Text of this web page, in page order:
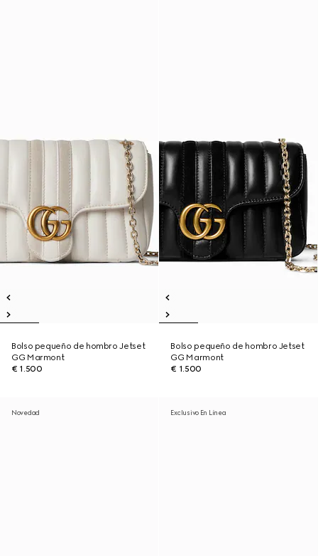
Bolso pequeño de hombro Jetset
GG Marmont
€ 1.500
Bolso pequeño de hombro Jetset
GG Marmont
€ 1.500
Novedad Exclusivo En Línea